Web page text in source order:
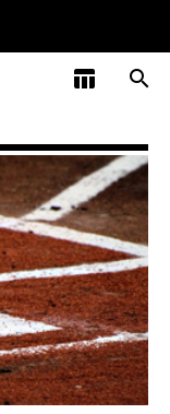
table_chart search